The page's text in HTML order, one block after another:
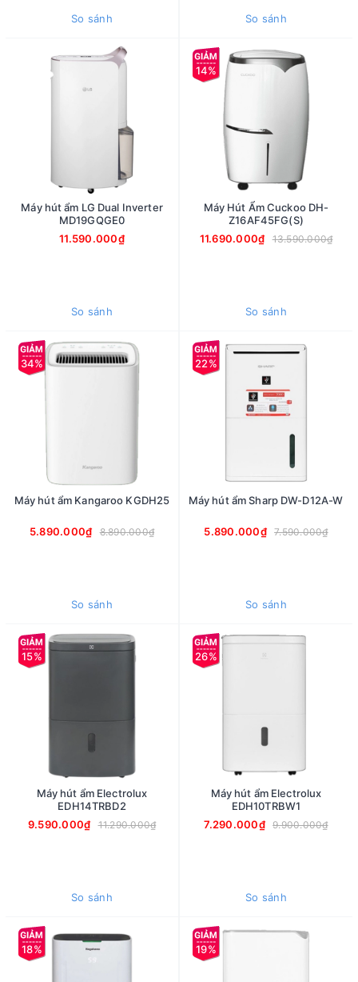
So sánh So sánh
Máy hút ẩm LG Dual Inverter
MD19GQGE0
11.590.000₫
So sánh
14%
Máy Hút Ẩm Cuckoo DH-
Z16AF45FG(S)
11.690.000₫
13.590.000₫
So sánh
34%
Máy hút ẩm Kangaroo KGDH25
5.890.000₫ 8.890.000₫
So sánh
22%
Máy hút ẩm Sharp DW-D12A-W
5.890.000₫ 7.590.000₫
So sánh
15%
Máy hút ẩm Electrolux
EDH14TRBD2
9.590.000₫
11.290.000₫
So sánh
26%
Máy hút ẩm Electrolux
EDH10TRBW1
7.290.000₫
9.900.000₫
So sánh
18% 19%